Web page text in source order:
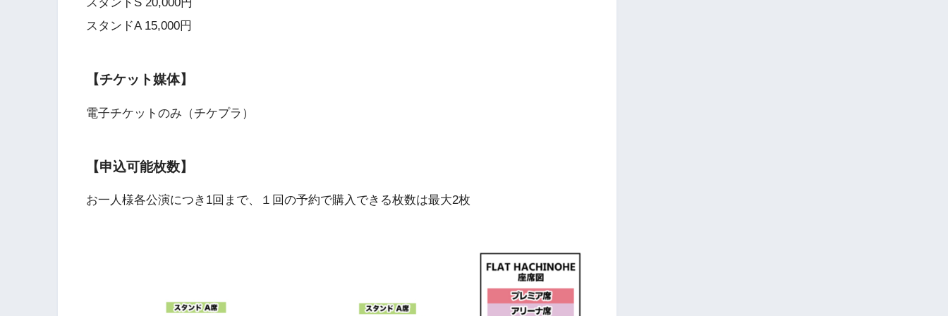
スタンドA 15,000円
【チケット媒体】
電子チケットのみ（チケプラ）
【申込可能枚数】
お一人様各公演につき1回まで、１回の予約で購入できる枚数は最大2枚